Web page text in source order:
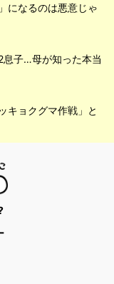
になるのは悪意じゃ
息子…母が知った本当
キョクグマ作戦」と